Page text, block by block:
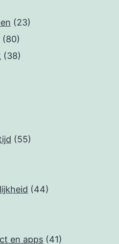
(23)
(80)
(38)
(55)
(44)
en apps (41)